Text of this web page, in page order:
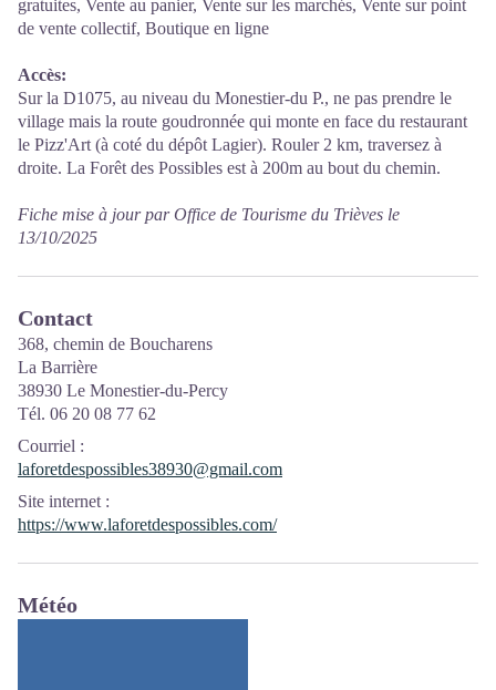
gratuites, Vente au panier, Vente sur les marchés, Vente sur point
de vente collectif, Boutique en ligne
Accès:
Sur la D1075, au niveau du Monestier-du P., ne pas prendre le
village mais la route goudronnée qui monte en face du restaurant
le Pizz'Art (à coté du dépôt Lagier). Rouler 2 km, traversez à
droite. La Forêt des Possibles est à 200m au bout du chemin.
Fiche mise à jour par Office de Tourisme du Trièves le
13/10/2025
Contact
368, chemin de Boucharens
La Barrière
38930 Le Monestier-du-Percy
Tél. 06 20 08 77 62
Courriel :
laforetdespossibles38930@gmail.com
Site internet :
https://www.laforetdespossibles.com/
Météo